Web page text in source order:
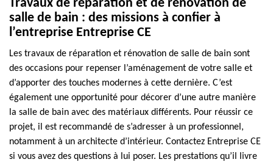
Travaux de réparation et de rénovation de
salle de bain : des missions à confier à
l’entreprise Entreprise CE
Les travaux de réparation et rénovation de salle de bain sont
des occasions pour repenser l’aménagement de votre salle et
d’apporter des touches modernes à cette dernière. C’est
également une opportunité pour décorer d’une autre manière
la salle de bain avec des matériaux différents. Pour réussir ce
projet, il est recommandé de s’adresser à un professionnel,
notamment à un architecte d’intérieur. Contactez Entreprise CE
si vous avez des questions à lui poser. Les prestations qu’il livre